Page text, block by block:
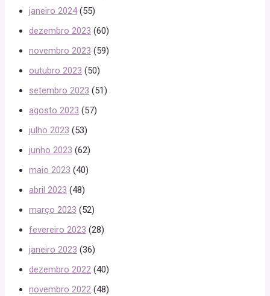
janeiro 2024(55)
dezembro 2023 (60)
novembro 2023 (59)
outubro 2023 (50)
setembro 2023 (51)
agosto 2023 (57)
julho 2023 (53)
junho 2023 (62)
maio 2023 (40)
abril 2023 (48)
março 2023 (52)
fevereiro 2023 (28)
janeiro 2023 (36)
dezembro 2022 (40)
novembro 2022 (48)